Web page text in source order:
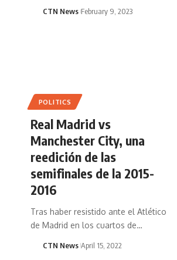
CTN News February 9, 2023
POLITICS
Real Madrid vs
Manchester City, una
reedición de las
semifinales de la 2015-
2016
Tras haber resistido ante el Atlético
de Madrid en los cuartos de…
CTN News April 15, 2022